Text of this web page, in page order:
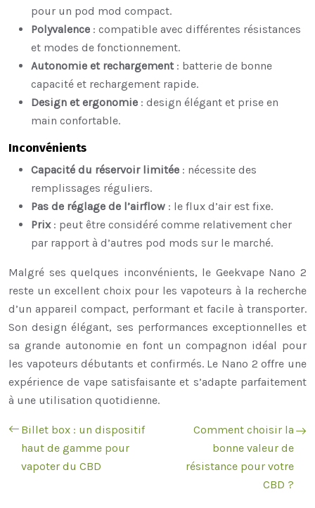
pour un pod mod compact.
Polyvalence : compatible avec différentes résistances
et modes de fonctionnement.
Autonomie et rechargement : batterie de bonne
capacité et rechargement rapide.
Design et ergonomie : design élégant et prise en
main confortable.
Inconvénients
Capacité du réservoir limitée : nécessite des
remplissages réguliers.
Pas de réglage de l’airflow : le flux d’air est fixe.
Prix : peut être considéré comme relativement cher
par rapport à d’autres pod mods sur le marché.
Malgré ses quelques inconvénients, le Geekvape Nano 2
reste un excellent choix pour les vapoteurs à la recherche
d’un appareil compact, performant et facile à transporter.
Son design élégant, ses performances exceptionnelles et
sa grande autonomie en font un compagnon idéal pour
les vapoteurs débutants et confirmés. Le Nano 2 offre une
expérience de vape satisfaisante et s’adapte parfaitement
à une utilisation quotidienne.
Billet box : un dispositif
haut de gamme pour
vapoter du CBD
Comment choisir la
bonne valeur de
résistance pour votre
CBD ?